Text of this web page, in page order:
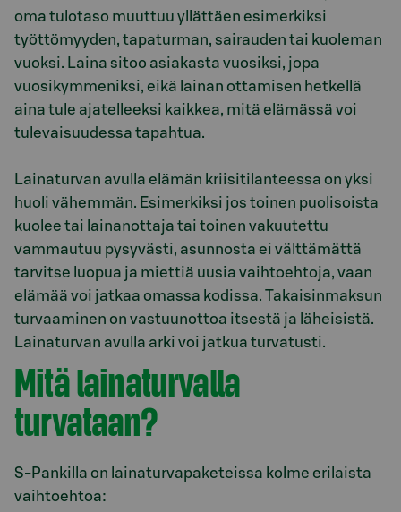
oma tulotaso muuttuu yllättäen esimerkiksi
työttömyyden, tapaturman, sairauden tai kuoleman
vuoksi. Laina sitoo asiakasta vuosiksi, jopa
vuosikymmeniksi, eikä lainan ottamisen hetkellä
aina tule ajatelleeksi kaikkea, mitä elämässä voi
tulevaisuudessa tapahtua.
Lainaturvan avulla elämän kriisitilanteessa on yksi
huoli vähemmän. Esimerkiksi jos toinen puolisoista
kuolee tai lainanottaja tai toinen vakuutettu
vammautuu pysyvästi, asunnosta ei välttämättä
tarvitse luopua ja miettiä uusia vaihtoehtoja, vaan
elämää voi jatkaa omassa kodissa. Takaisinmaksun
turvaaminen on vastuunottoa itsestä ja läheisistä.
Lainaturvan avulla arki voi jatkua turvatusti.
Mitä lainaturvalla
turvataan?
S-Pankilla on lainaturvapaketeissa kolme erilaista
vaihtoehtoa: